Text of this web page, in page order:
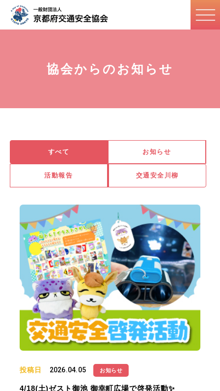
協会からのお知らせ
すべて お知らせ
活動報告 交通安全川柳
投稿日 2026.04.05 お知らせ
4/18(土)ゼスト御池 御幸町広場で啓発活動✨